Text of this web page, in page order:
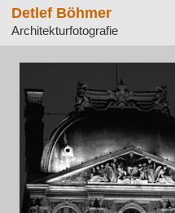
Detlef Böhmer
Architekturfotografie